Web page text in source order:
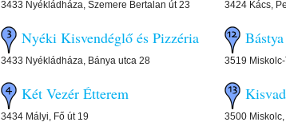
3433 Nyékládháza, Szemere Bertalan út 23
Nyéki Kisvendéglő és Pizzéria
3433 Nyékládháza, Bánya utca 28
Két Vezér Étterem
3434 Mályi, Fő út 19
3424 Kács,
3519
3500